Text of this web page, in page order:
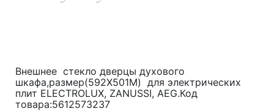
Внешнее стекло дверцы духового
шкафа,размер(592X501M) для электрических
плит ELECTROLUX, ZANUSSI, AEG.Код
товара:5612573237